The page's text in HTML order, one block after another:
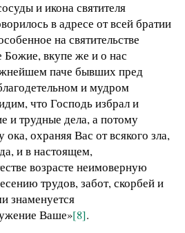
и икона святителя
в адресе от всей братии
на святительстве
вкупе же и о нас
паче бывших пред
и мудром
что Господь избрал и
и трудные дела, а потому
охраняя Вас от всякого зла,
и в настоящем,
возрасте неимоверную
трудов, забот, скорбей и
знаменуется
Ваше»[8].